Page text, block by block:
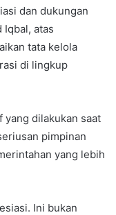
dan dukungan
Iqbal, atas
tata kelola
di lingkup
dilakukan saat
pimpinan
yang lebih
Ini bukan